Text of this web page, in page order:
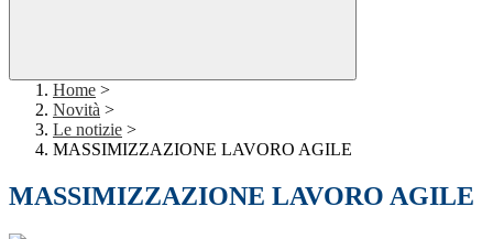
Home >
Novità >
Le notizie >
MASSIMIZZAZIONE LAVORO AGILE
MASSIMIZZAZIONE LAVORO AGILE